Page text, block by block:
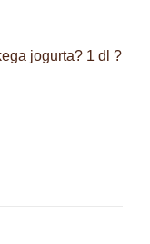
jogurta? 1 dl ?